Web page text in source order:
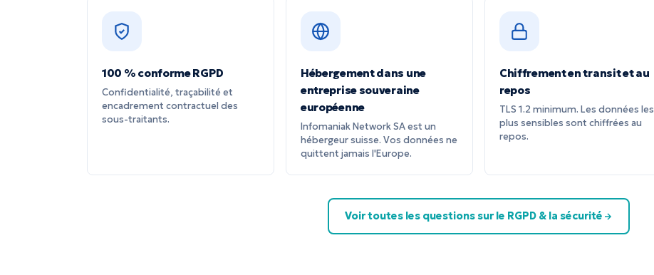
100 % conforme RGPD
Confidentialité, traçabilité et
encadrement contractuel des
sous-traitants.
Hébergement dans une
entreprise souveraine
européenne
Infomaniak Network SA est un
hébergeur suisse. Vos données ne
quittent jamais l'Europe.
Chiffrement en transit et au
repos
TLS 1.2 minimum. Les données les
plus sensibles sont chiffrées au
repos.
Voir toutes les questions sur le RGPD & la sécurité